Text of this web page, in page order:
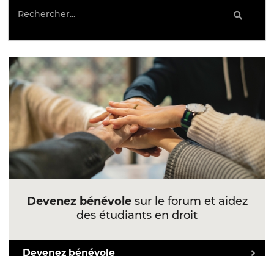
Devenez bénévolesur le forum et aidez
des étudiants en droit
Devenez bénévole